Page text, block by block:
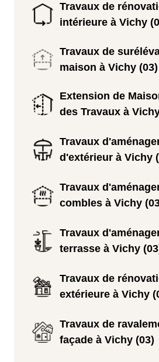
Travaux de
intérieure à Vichy
Travaux de
maison à Vichy (03)
Extension de
des Travaux à
Travaux
d'extérieur à Vichy
Travaux
combles à Vichy
Travaux
terrasse à Vichy
Travaux de
extérieure à Vichy
Travaux de
façade à Vichy (03)